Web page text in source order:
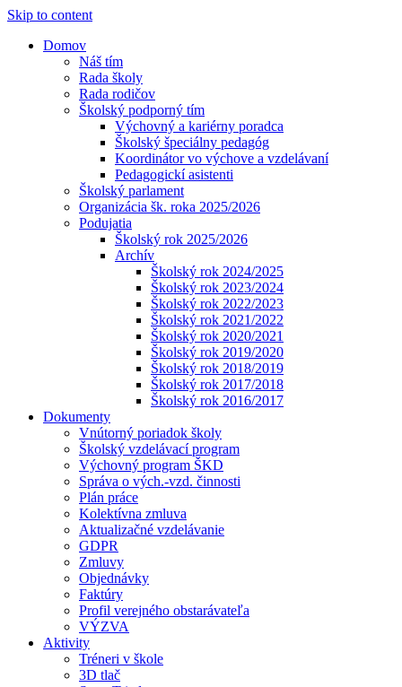
Skip to content
Domov
Náš tím
Rada školy
Rada rodičov
Školský podporný tím
Výchovný a kariérny poradca
Školský špeciálny pedagóg
Koordinátor vo výchove a vzdelávaní
Pedagogickí asistenti
Školský parlament
Organizácia šk. roka 2025/2026
Podujatia
Školský rok 2025/2026
Archív
Školský rok 2024/2025
Školský rok 2023/2024
Školský rok 2022/2023
Školský rok 2021/2022
Školský rok 2020/2021
Školský rok 2019/2020
Školský rok 2018/2019
Školský rok 2017/2018
Školský rok 2016/2017
Dokumenty
Vnútorný poriadok školy
Školský vzdelávací program
Výchovný program ŠKD
Správa o vých.-vzd. činnosti
Plán práce
Kolektívna zmluva
Aktualizačné vzdelávanie
GDPR
Zmluvy
Objednávky
Faktúry
Profil verejného obstarávateľa
VÝZVA
Aktivity
Tréneri v škole
3D tlač